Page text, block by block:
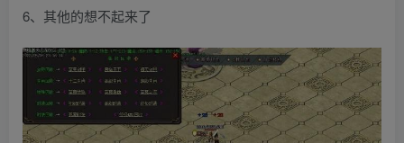
6、其他的想不起来了